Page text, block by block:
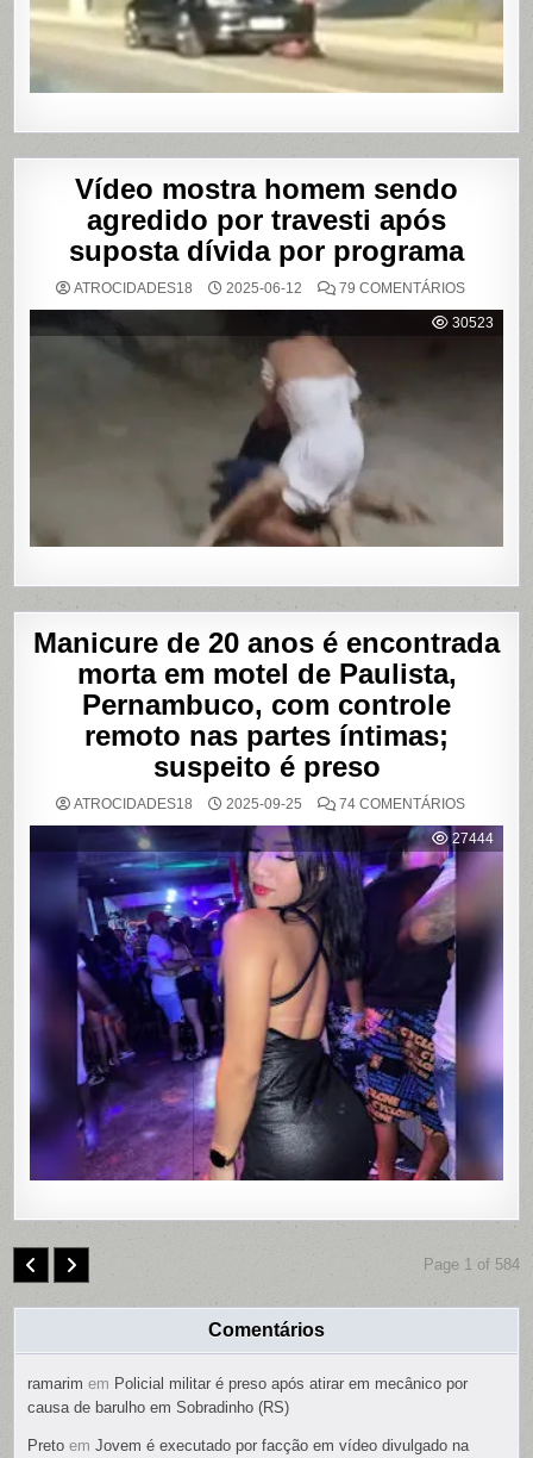
SHOWS
SÃO
PAULO
Vídeo mostra homem sendo
agredido por travesti após
suposta dívida por programa
ATROCIDADES18 2025-06-12 79 COMENTÁRIOSEM
MOSTRA
HOMEM
30523
Manicure de 20 anos é encontrada
morta em motel de Paulista,
Pernambuco, com controle
remoto nas partes íntimas;
suspeito é preso
ATROCIDADES18 2025-09-25 74 COMENTÁRIOSEM
DE
20
ANOS
EM
MOTEL
COM
REMOTO
PARTES
É
27444
Page 1 of 584
Comentários
ramarim em Policial militar é preso após atirar em mecânico por
causa de barulho em Sobradinho (RS)
Preto emJovem é executado por facção em vídeo divulgado na